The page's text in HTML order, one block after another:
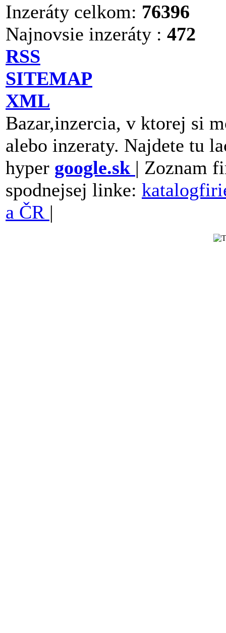
Inzeráty celkom: 76396
Najnovsie inzeráty : 472
RSS
SITEMAP
XML
Bazar,inzercia, v ktorej si
alebo inzeraty. Najdete tu
hyper google.sk | Zoznam
spodnejsej linke:
a ČR |